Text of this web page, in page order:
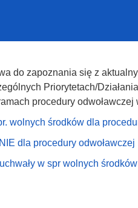
do zapoznania się z
Priorytetach/
procedury odwoławczej
wolnych środków dla
dla procedury odwoławczej
w spr wolnych